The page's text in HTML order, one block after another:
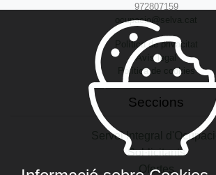
972807159
ocupacio@selva.cat
Política de privacitat
Avís legal
Política de cookies
Seccions
Servei Integral d'Ocupació
Sol·licitants
Ofertes